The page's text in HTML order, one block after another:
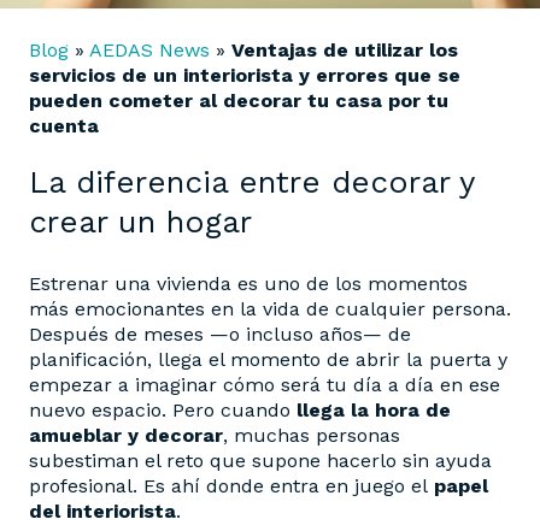
Blog » AEDAS News » Ventajas de utilizar los
servicios de un interiorista y errores que se
pueden cometer al decorar tu casa por tu
cuenta
La diferencia entre decorar y
crear un hogar
Estrenar una vivienda es uno de los momentos
más emocionantes en la vida de cualquier persona.
Después de meses —o incluso años— de
planificación, llega el momento de abrir la puerta y
empezar a imaginar cómo será tu día a día en ese
nuevo espacio. Pero cuando llega la hora de
amueblar y decorar, muchas personas
subestiman el reto que supone hacerlo sin ayuda
profesional. Es ahí donde entra en juego el papel
del interiorista.